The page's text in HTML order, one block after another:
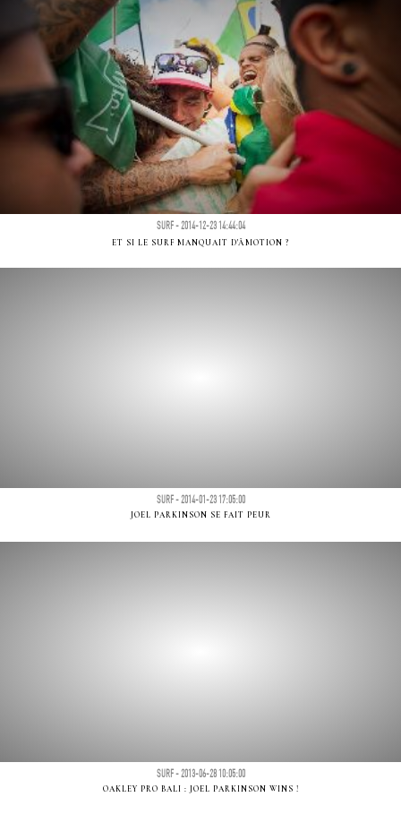
SURF - 2014-12-23 14:44:04
ET SI LE SURF MANQUAIT D'ÃMOTION ?
SURF - 2014-01-23 17:05:00
JOEL PARKINSON SE FAIT PEUR
SURF - 2013-06-28 10:05:00
OAKLEY PRO BALI : JOEL PARKINSON WINS !